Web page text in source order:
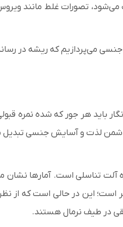
تصورات غلط مانند
می‌پردازیم که ریشه در رسانه
باید هر جور که شده نمره
دشمن لذت و آسایش جنسی
آلت تناسلی است. آمار‌ها
است؛ این در حالی است که از